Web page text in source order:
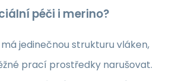
péči i merino?
jedinečnou strukturu vláken,
prací prostředky narušovat.